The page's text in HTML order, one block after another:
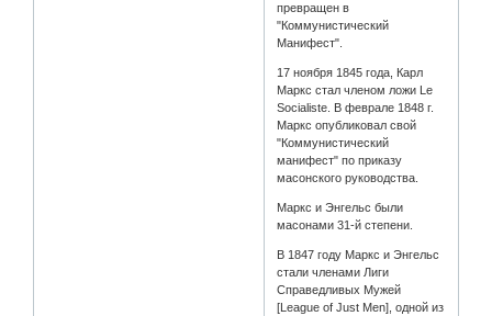
превращен в
"Коммунистический
Манифест".
17 ноября 1845 года, Карл
Маркс стал членом ложи Le
Socialiste. В феврале 1848 г.
Маркс опубликовал свой
"Коммунистический
манифест" по приказу
масонского руководства.
Маркс и Энгельс были
масонами 31-й степени.
В 1847 году Маркс и Энгельс
стали членами Лиги
Справедливых Мужей
[League of Just Men], одной из